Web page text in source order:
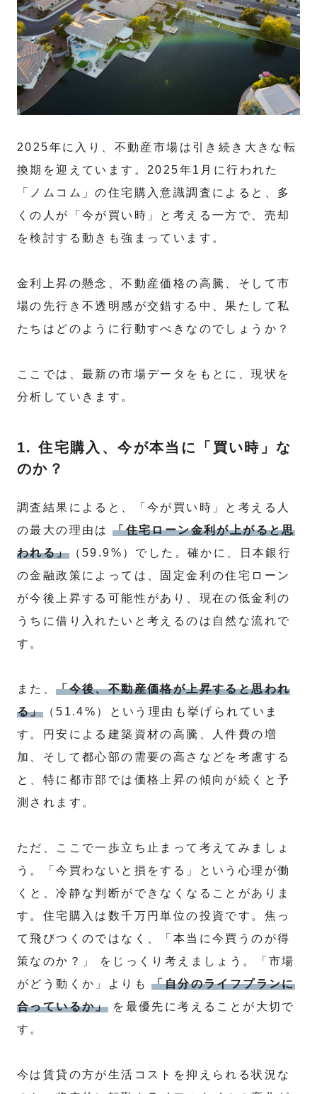
2025年に入り、不動産市場は引き続き大きな転
換期を迎えています。2025年1月に行われた
「ノムコム」の住宅購入意識調査によると、多
くの人が「今が買い時」と考える一方で、売却
を検討する動きも強まっています。
金利上昇の懸念、不動産価格の高騰、そして市
場の先行き不透明感が交錯する中、果たして私
たちはどのように行動すべきなのでしょうか？
ここでは、最新の市場データをもとに、現状を
分析していきます。
1. 住宅購入、今が本当に「買い時」な
のか？
調査結果によると、「今が買い時」と考える人
の最大の理由は「住宅ローン金利が上がると思
われる」（59.9%）でした。確かに、日本銀行
の金融政策によっては、固定金利の住宅ローン
が今後上昇する可能性があり、現在の低金利の
うちに借り入れたいと考えるのは自然な流れで
す。
また、「今後、不動産価格が上昇すると思われ
る」（51.4%）という理由も挙げられていま
す。円安による建築資材の高騰、人件費の増
加、そして都心部の需要の高さなどを考慮する
と、特に都市部では価格上昇の傾向が続くと予
測されます。
ただ、ここで一歩立ち止まって考えてみましょ
う。「今買わないと損をする」という心理が働
くと、冷静な判断ができなくなることがありま
す。住宅購入は数千万円単位の投資です。焦っ
て飛びつくのではなく、「本当に今買うのが得
策なのか？」 をじっくり考えましょう。「市場
がどう動くか」よりも「自分のライフプランに
合っているか」を最優先に考えることが大切で
す。
今は賃貸の方が生活コストを抑えられる状況な